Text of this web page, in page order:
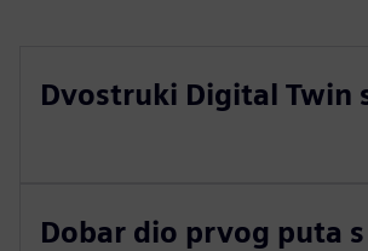
Dvostruki Digital Twin
Dobar dio prvog puta s